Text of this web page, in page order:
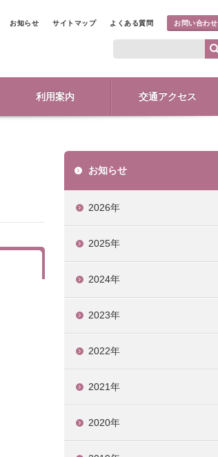
お知らせ サイトマップ よくある質問 お問い合わせ
利用案内 交通アクセス
お知らせ
2026年
2025年
2024年
2023年
2022年
2021年
2020年